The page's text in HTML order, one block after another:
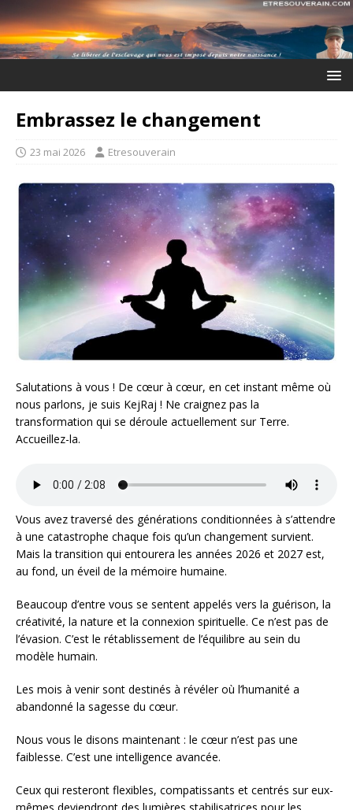
Embrassez le changement
23 mai 2026 Etresouverain
Salutations à vous ! De cœur à cœur, en cet instant même où
nous parlons, je suis KejRaj ! Ne craignez pas la
transformation qui se déroule actuellement sur Terre.
Accueillez-la.
Vous avez traversé des générations conditionnées à s’attendre
à une catastrophe chaque fois qu’un changement survient.
Mais la transition qui entourera les années 2026 et 2027 est,
au fond, un éveil de la mémoire humaine.
Beaucoup d’entre vous se sentent appelés vers la guérison, la
créativité, la nature et la connexion spirituelle. Ce n’est pas de
l’évasion. C’est le rétablissement de l’équilibre au sein du
modèle humain.
Les mois à venir sont destinés à révéler où l’humanité a
abandonné la sagesse du cœur.
Nous vous le disons maintenant : le cœur n’est pas une
faiblesse. C’est une intelligence avancée.
Ceux qui resteront flexibles, compatissants et centrés sur eux-